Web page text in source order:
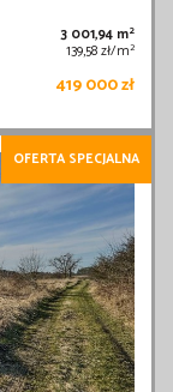
3 001,94 m2
139,58 zł/m2
419 000 zł
OFERTA SPECJALNA